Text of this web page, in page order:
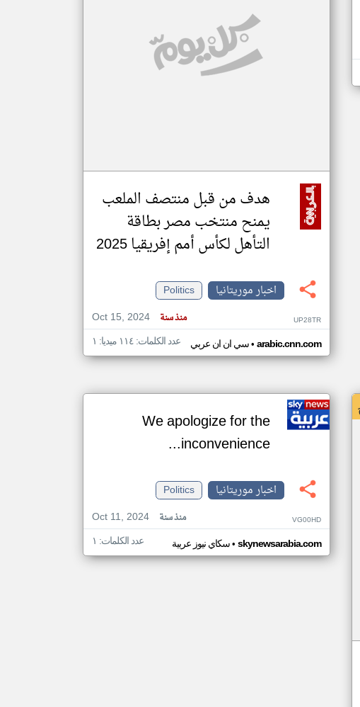
مصادر الأخبار من موريتانيا
هدف من قبل منتصف الملعب
يمنح منتخب مصر بطاقة
التأهل لكأس أمم إفريقيا 2025
اخبار موريتانيا
Politics
Oct 15, 2024
منذ سنة UP28TR
سي ان ان عربي• arabic.cnn.com عدد الكلمات: ١١٤ ميديا: ١
We apologize for the
inconvenience...
اخبار موريتانيا
Politics
Oct 11, 2024
منذ سنة VG00HD
سكاي نيوز عربية• skynewsarabia.com عدد الكلمات: ١